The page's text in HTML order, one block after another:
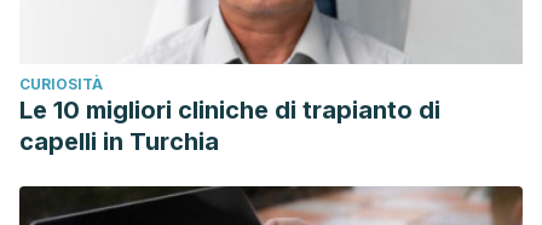
CURIOSITÀ
Le 10 migliori cliniche di trapianto di
capelli in Turchia